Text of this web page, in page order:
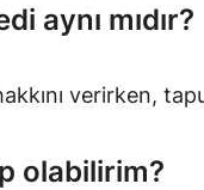
aynı mıdır?
verirken,
olabilirim?